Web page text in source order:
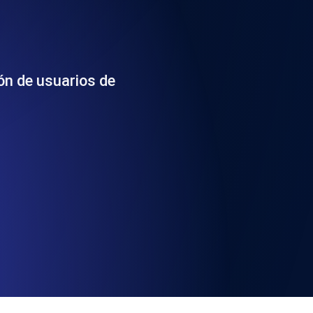
funcionalidad de la API
SSL y alertas de caducidad.
de registros y alertas. Gratis para
de usuarios de